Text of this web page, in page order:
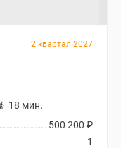
2 квартал 2027
18 мин.
500 200 ₽
1